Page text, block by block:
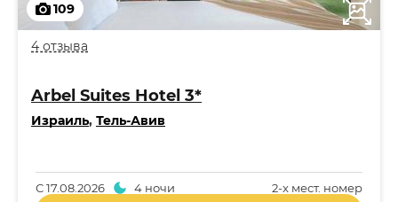
109
4 отзыва
Arbel Suites Hotel 3*
Израиль, Тель-Авив
2-x мест. номер
С17.08.2026 4 ночи